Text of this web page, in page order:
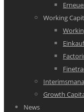
Working
Growth
News